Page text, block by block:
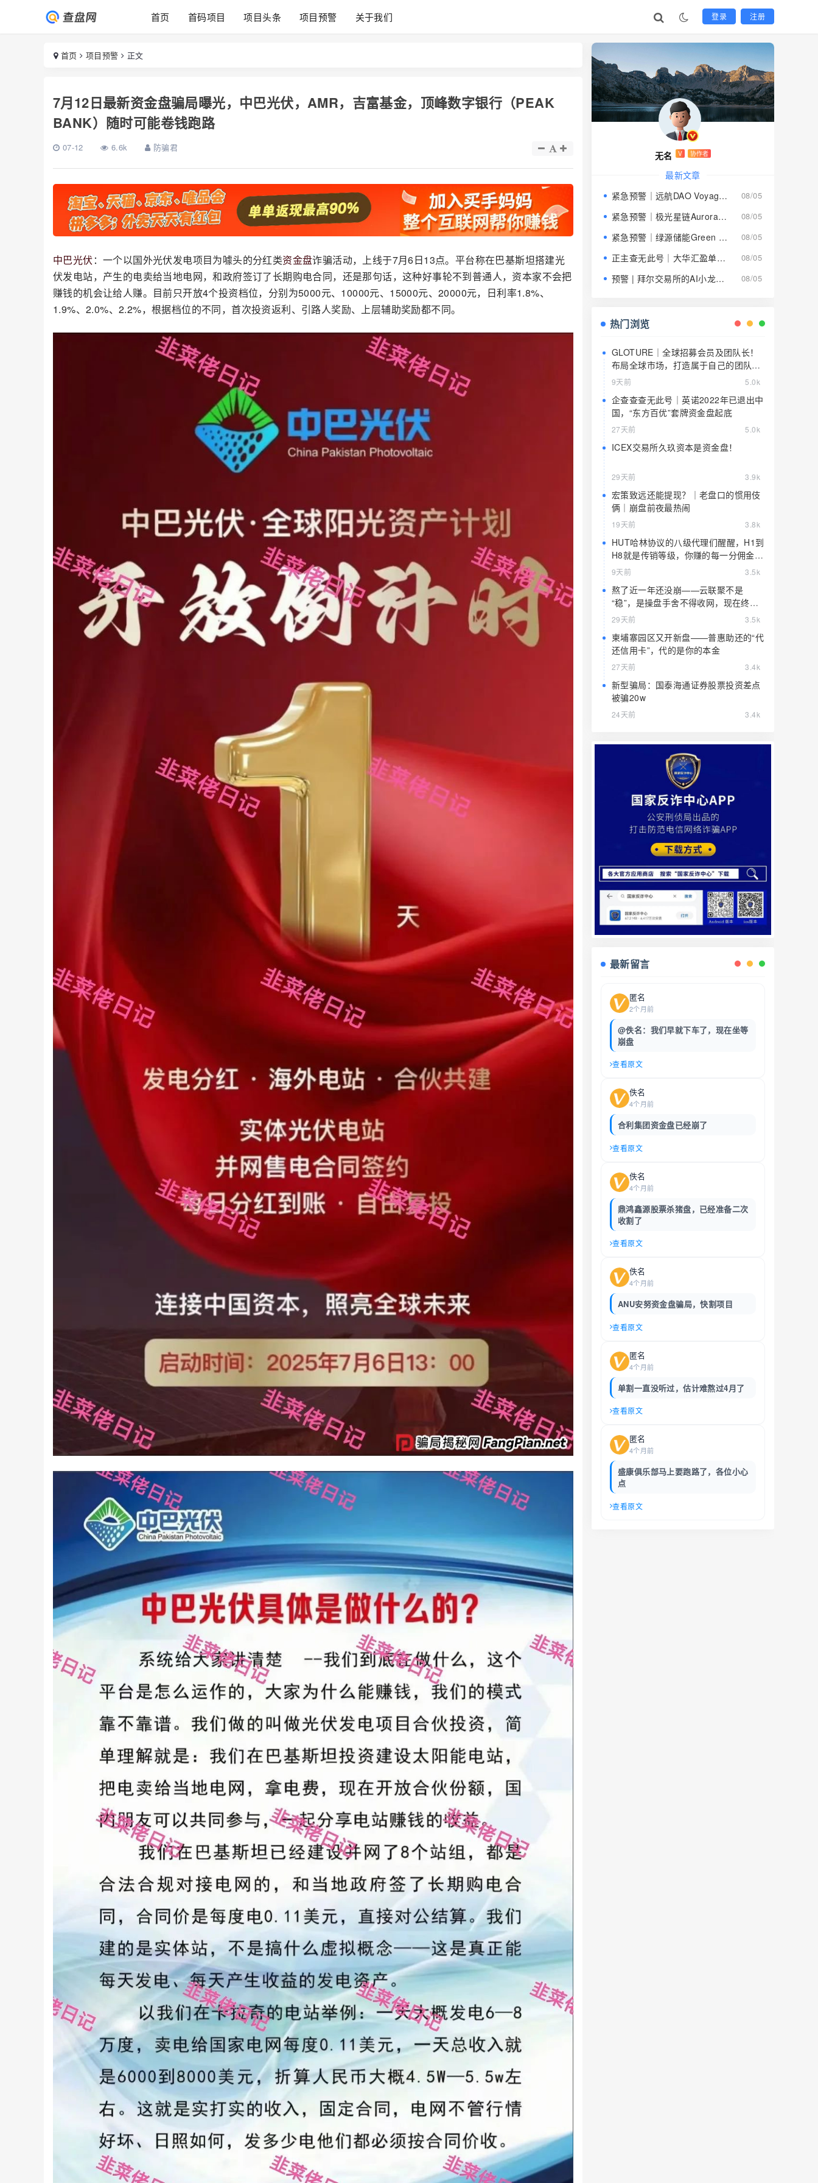
首页 首码项目 项目头条 项目预警 关于我们 登录 注册
首页 项目预警 正文
7月12日最新资金盘骗局曝光，中巴光伏，AMR，吉富基金，顶峰数字银行（PEAK
BANK）随时可能卷钱跑路
07-12 6.6k 防骗君
中巴光伏：一个以国外光伏发电项目为噱头的分红类资金盘诈骗活动，上线于7月6日13点。平台称在巴基斯坦搭建光
伏发电站，产生的电卖给当地电网，和政府签订了长期购电合同，还是那句话，这种好事轮不到普通人，资本家不会把
赚钱的机会让给人赚。目前只开放4个投资档位，分别为5000元、10000元、15000元、20000元，日利率1.8%、
1.9%、2.0%、2.2%，根据档位的不同，首次投资返利、引路人奖励、上层辅助奖励都不同。
无名 V 协作者
最新文章
紧急预警｜远航DAO Voyage：8月下旬长沙启动大会，旧盘团队平移，RWA+大宗商品包装——又是庞氏滚盘的老剧本
08/05
紧急预警｜极光星链Aurora Star：AI算力包装下的快盘骗局，认购即入坑 08/05
紧急预警｜绿源储能Green Source：披着新能源外衣的庞氏传销盘，8月千人大会就是收割信号 08/05
正主查无此号｜大华汇盈单割跑路中：柬埔寨骗子套牌巴黎狮集团，你的本金已清零 08/05
预警 | 拜尔交易所的AI小龙虾就是9级传销的马甲，日息1.5%养肥了就该宰了 08/05
热门浏览
GLOTURE｜全球招募会员及团队长！
布局全球市场，打造属于自己的团队事
业，想增加收入？想打造团队？加入
9天前 5.0k
企查查查无此号｜英诺2022年已退出中
国，“东方百优”套牌资金盘起底
27天前 5.0k
ICEX交易所久玖资本是资金盘！
29天前 3.9k
宏策致远还能提现？｜老盘口的惯用伎
俩｜崩盘前夜最热闹
19天前 3.8k
HUT哈林协议的八级代理们醒醒，H1到
H8就是传销等级，你赚的每一分佣金都
是赃款
9天前 3.5k
熬了近一年还没崩——云联聚不是
“稳”，是操盘手舍不得收网，现在终于
要收了
29天前 3.5k
柬埔寨园区又开新盘——普惠助还的“代
还信用卡”，代的是你的本金
27天前 3.4k
新型骗局：国泰海通证券股票投资差点
被骗20w
24天前 3.4k
最新留言
匿名
2个月前
@佚名：我们早就下车了，现在坐等
崩盘
查看原文
佚名
4个月前
合利集团资金盘已经崩了
查看原文
佚名
4个月前
鼎鸿鑫源股票杀猪盘，已经准备二次
收割了
查看原文
佚名
4个月前
ANU安努资金盘骗局，快割项目
查看原文
匿名
4个月前
单割一直没听过，估计难熬过4月了
查看原文
匿名
4个月前
盛康俱乐部马上要跑路了，各位小心
点
查看原文